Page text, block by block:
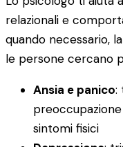
relazionali e
quando necessario,
le persone cercano
Ansia e panico:
sintomi fisici